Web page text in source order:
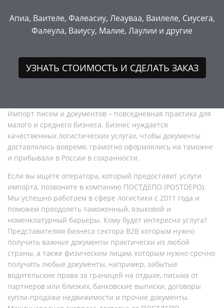
Апиа, Ваителе, Фалеасиу, Леауваа, Ваилеле, Сиусега,
Фалеула, Ваиусу, Малие, Лаулии и другие
УЗНАТЬ СТОИМОСТЬ И СДЕЛАТЬ ЗАКАЗ
Импорт писем и документов – повседневная практика для
малого и среднего бизнеса. Бизнес нуждается
качественных логистических услугах, чтобы документы
доставлялись вовремя, грамотно оформлялись на таможне
и прибывали в России в сохранности.
Если вы ищете оператора, который предоставит услуги
импорта, позвоните в компанию ПОСТДЕПО (POSTDEPO).
Мы успешно работаем в сфере логистики с 2011 года и
поможем преодолеть таможенный, языковой и
номенклатурный барьеры. Кому будет интересна услуга?
Представителям бизнеса сектора В2В которым нужно
получить важные документы практически из любой
страны, а также физическим лицам, которым нужно срочно
получить любые документы, например, забытые
водительские права за границей на отдыхе, письма от
партнеров или близких, банковские выписки, договоры
купли-продажи недвижимости и прочие документы.